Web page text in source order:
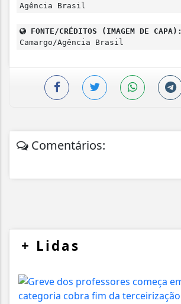
Agência Brasil
FONTE/CRÉDITOS (IMAGEM DE CAPA):
Camargo/Agência Brasil
Comentários:
+ Lidas